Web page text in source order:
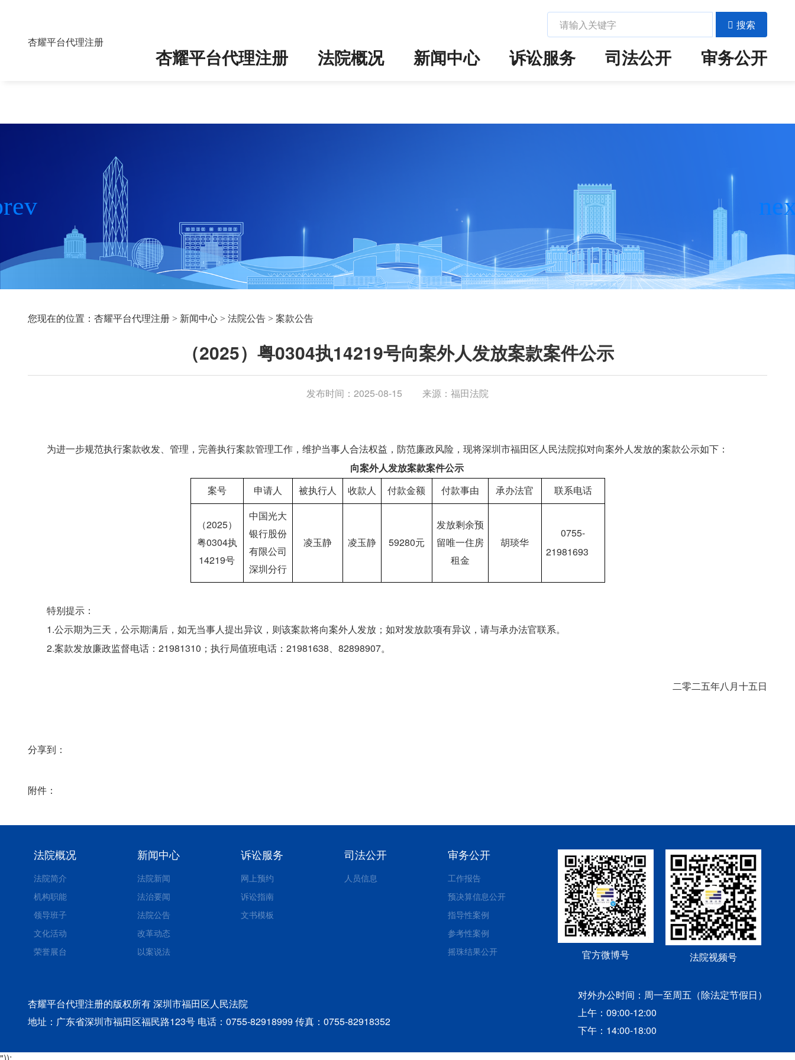
（2025）粤0304执14219号向案外人发放案款案件公示-杏耀平台代理注册
杏耀平台代理注册
搜索
杏耀平台代理注册 法院概况 新闻中心 诉讼服务 司法公开 审务公开
您现在的位置： 杏耀平台代理注册 > 新闻中心 > 法院公告 > 案款公告
（2025）粤0304执14219号向案外人发放案款案件公示
发布时间：2025-08-15 来源：福田法院
为进一步规范执行案款收发、管理，完善执行案款管理工作，维护当事人合法权益，防范廉政风险，现将深圳市福田区人民法院拟对向案外人发放的案款公示如下：
向案外人发放案款案件公示
案号
申请人 被执行人 收款人 付款金额 付款事由 承办法官 联系电话
（2025）
粤0304执
14219号
中国光大
银行股份
有限公司
深圳分行
凌玉静 凌玉静 59280元
发放剩余预
留唯一住房
租金
胡琰华
0755-
21981693
特别提示：
1.公示期为三天，公示期满后，如无当事人提出异议，则该案款将向案外人发放；如对发放款项有异议，请与承办法官联系。
2.案款发放廉政监督电话：21981310；执行局值班电话：21981638、82898907。
二零二五年八月十五日
分享到：
附件：
法院概况
法院简介
机构职能
领导班子
文化活动
荣誉展台
新闻中心
法院新闻
法治要闻
法院公告
改革动态
以案说法
诉讼服务
网上预约
诉讼指南
文书模板
司法公开
人员信息
审务公开
工作报告
预决算信息公开
指导性案例
参考性案例
摇珠结果公开
官方微博号 法院视频号
杏耀平台代理注册的版权所有 深圳市福田区人民法院
地址：广东省深圳市福田区福民路123号 电话：0755-82918999 传真：0755-82918352
对外办公时间：周一至周五（除法定节假日）
上午：09:00-12:00
下午：14:00-18:00